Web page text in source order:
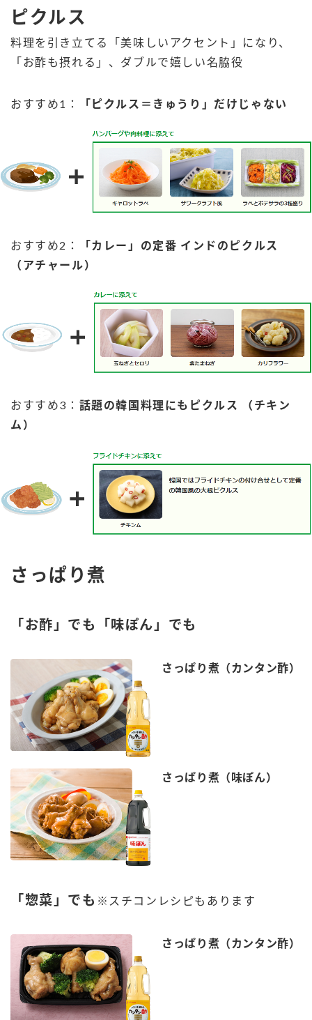
ふりかけ おすしの素
炊き込みご飯の素 米飯用調味液
納豆 Fibee
つゆ
鍋なび
納豆のサイト
スペシャルサイト
ぽん酢サワー
納豆の豆知識
鍋奉行マニュアル
ミツカンのCM
ロングセラー商品 ＋ おすすめレシピ
人気商品 ＋ おすすめレシピ
MIM（ミツカンミュージアム）
各部門が大切にしていること
おいしさと健康への取り組み
キッザニア東京「ぽん酢工房」
ニュースリリース
お客様相談センター
お客様の声をいかしました
販売終了製品のご案内
よくあるご質問
地図から取り扱い店舗を探す
ミツカン公式通販
ミツカングループについて 製造所固有記号一覧
ピクルス
料理を引き立てる「美味しいアクセント」になり、
「お酢も摂れる」、ダブルで嬉しい名脇役
おすすめ1： 「ピクルス＝きゅうり」だけじゃない
おすすめ2：
「カレー」の定番 インドのピクルス
（アチャール）
おすすめ3： 話題の韓国料理にもピクルス （チキン
ム）
さっぱり煮
「お酢」でも「味ぽん」でも
さっぱり煮（カンタン酢）
さっぱり煮（味ぽん）
「惣菜」でも ※スチコンレシピもあります
さっぱり煮（カンタン酢）